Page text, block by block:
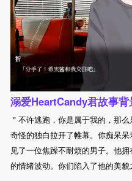
溺爱HeartCandy君故事背
＂不许逃跑，你是属于我的，那
奇怪的独白拉开了帷幕。你痴呆
见了一位焦躁不耐烦的男子。他
的情绪波动。你们陷入了他的美貌